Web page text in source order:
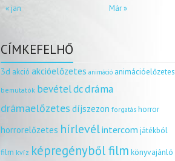
« jan Már »
CÍMKEFELHŐ
3d akció akcióelőzetes animáció animációelőzetes
bemutatók bevételdcdráma
drámaelőzetes díjszezon forgatás horror
horrorelőzetes hírlevélintercom játékból
film kvíz képregényből film könyvajánló